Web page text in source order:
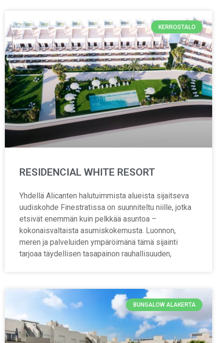
KERROSTALO
RESIDENCIAL WHITE RESORT
Yhdellä Alicanten halutuimmista alueista sijaitseva
uudiskohde Finestratissa on suunniteltu niille, jotka
etsivät enemmän kuin pelkkää asuntoa –
kokonaisvaltaista asumiskokemusta. Luonnon,
meren ja palveluiden ympäröimänä tämä sijainti
tarjoaa täydellisen tasapainon rauhallisuuden,
BUNGALOW ALAKERTA